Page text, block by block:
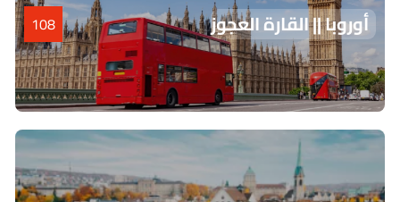
أوروبا || القارة العجوز 108